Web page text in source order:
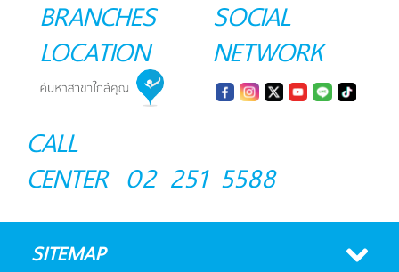
BRANCHES
LOCATION
SOCIAL
NETWORK
CALL
CENTER 02 251 5588
SITEMAP